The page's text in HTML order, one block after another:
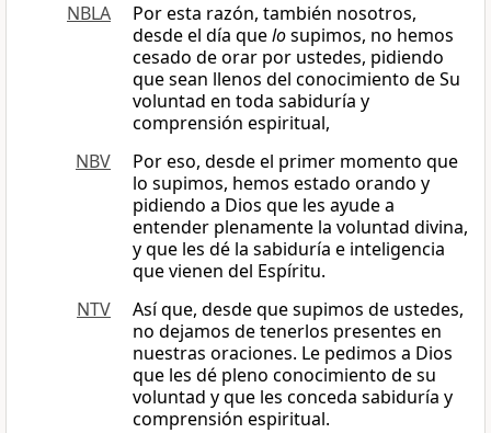
NBLA
Por esta razón, también nosotros,
desde el día quelosupimos, no hemos
cesado de orar por ustedes, pidiendo
que sean llenos del conocimiento de Su
voluntad en toda sabiduría y
comprensión espiritual,
NBV
Por eso, desde el primer momento que
lo supimos, hemos estado orando y
pidiendo a Dios que les ayude a
entender plenamente la voluntad divina,
y que les dé la sabiduría e inteligencia
que vienen del Espíritu.
NTV
Así que, desde que supimos de ustedes,
no dejamos de tenerlos presentes en
nuestras oraciones. Le pedimos a Dios
que les dé pleno conocimiento de su
voluntad y que les conceda sabiduría y
comprensión espiritual.